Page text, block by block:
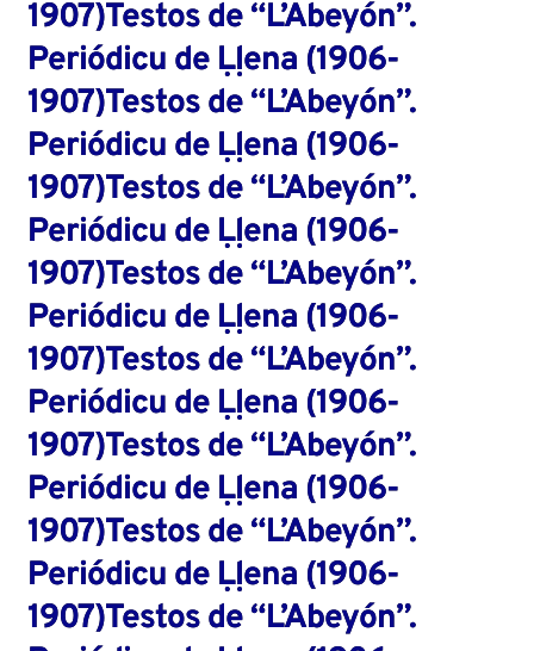
1907)Testos de “L’Abeyón”.
Periódicu de Ḷḷena (1906-
1907)Testos de “L’Abeyón”.
Periódicu de Ḷḷena (1906-
1907)Testos de “L’Abeyón”.
Periódicu de Ḷḷena (1906-
1907)Testos de “L’Abeyón”.
Periódicu de Ḷḷena (1906-
1907)Testos de “L’Abeyón”.
Periódicu de Ḷḷena (1906-
1907)Testos de “L’Abeyón”.
Periódicu de Ḷḷena (1906-
1907)Testos de “L’Abeyón”.
Periódicu de Ḷḷena (1906-
1907)Testos de “L’Abeyón”.